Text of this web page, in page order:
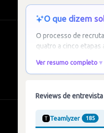
O que dizem
O processo de
quatro a cinco
Ver resumo completo
Reviews de
Teamlyzer 185